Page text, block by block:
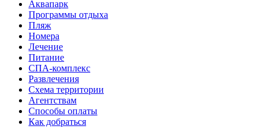
Аквапарк
Программы отдыха
Пляж
Номера
Лечение
Питание
СПА-комплекс
Развлечения
Схема территории
Агентствам
Способы оплаты
Как добраться